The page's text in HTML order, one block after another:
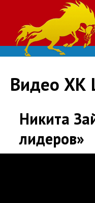
Видео ХК
Никита
лидеров»